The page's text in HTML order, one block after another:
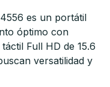
es un portátil
óptimo con
Full HD de 15.6
versatilidad y